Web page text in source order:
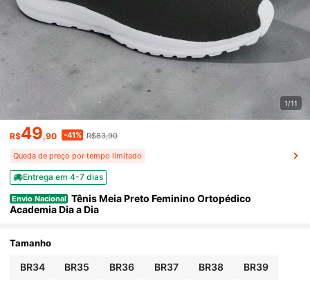
1/11
R$49,90 -41% R$83,90
Queda de preço por tempo limitado
Entrega em 4-7 dias
Envio Nacional Tênis Meia Preto Feminino Ortopédico
Academia Dia a Dia
Tamanho
BR34 BR35 BR36 BR37 BR38 BR39